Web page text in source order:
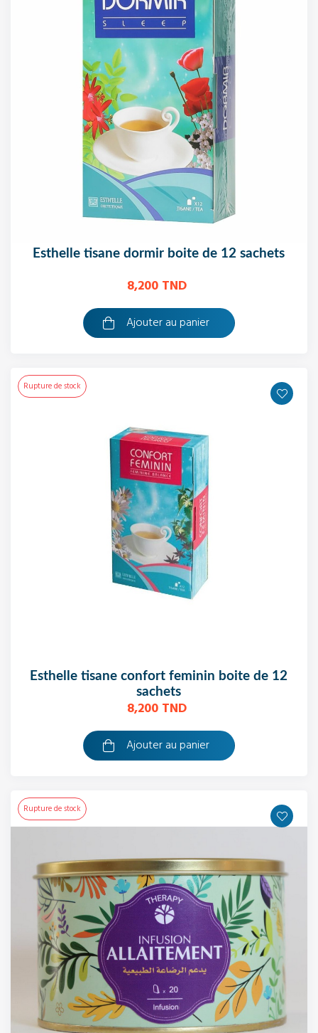
esthelle tisane dormir boite de 12 sachets
8,200 TND
Ajouter au panier
Rupture de stock
esthelle tisane confort feminin boite de 12
sachets
8,200 TND
Ajouter au panier
Rupture de stock